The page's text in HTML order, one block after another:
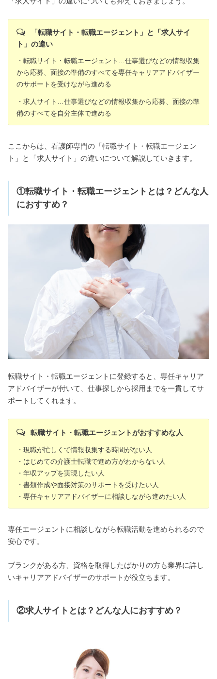
「転職サイト・転職エージェント」と「求人サイ
ト」の違い
・転職サイト・転職エージェント…仕事選びなどの情報収集
から応募、面接の準備のすべてを専任キャリアアドバイザー
のサポートを受けながら進める
・求人サイト…仕事選びなどの情報収集から応募、面接の準
備のすべてを自分主体で進める
ここからは、看護師専門の「転職サイト・転職エージェン
ト」と「求人サイト」の違いについて解説していきます。
①転職サイト・転職エージェントとは？どんな人
におすすめ？
転職サイト・転職エージェントに登録すると、専任キャリア
アドバイザーが付いて、仕事探しから採用までを一貫してサ
ポートしてくれます。
転職サイト・転職エージェントがおすすめな人
・現職が忙しくて情報収集する時間がない人
・はじめての介護士転職で進め方がわからない人
・年収アップを実現したい人
・書類作成や面接対策のサポートを受けたい人
・専任キャリアアドバイザーに相談しながら進めたい人
専任エージェントに相談しながら転職活動を進められるので
安心です。
ブランクがある方、資格を取得したばかりの方も業界に詳し
いキャリアアドバイザーのサポートが役立ちます。
②求人サイトとは？どんな人におすすめ？